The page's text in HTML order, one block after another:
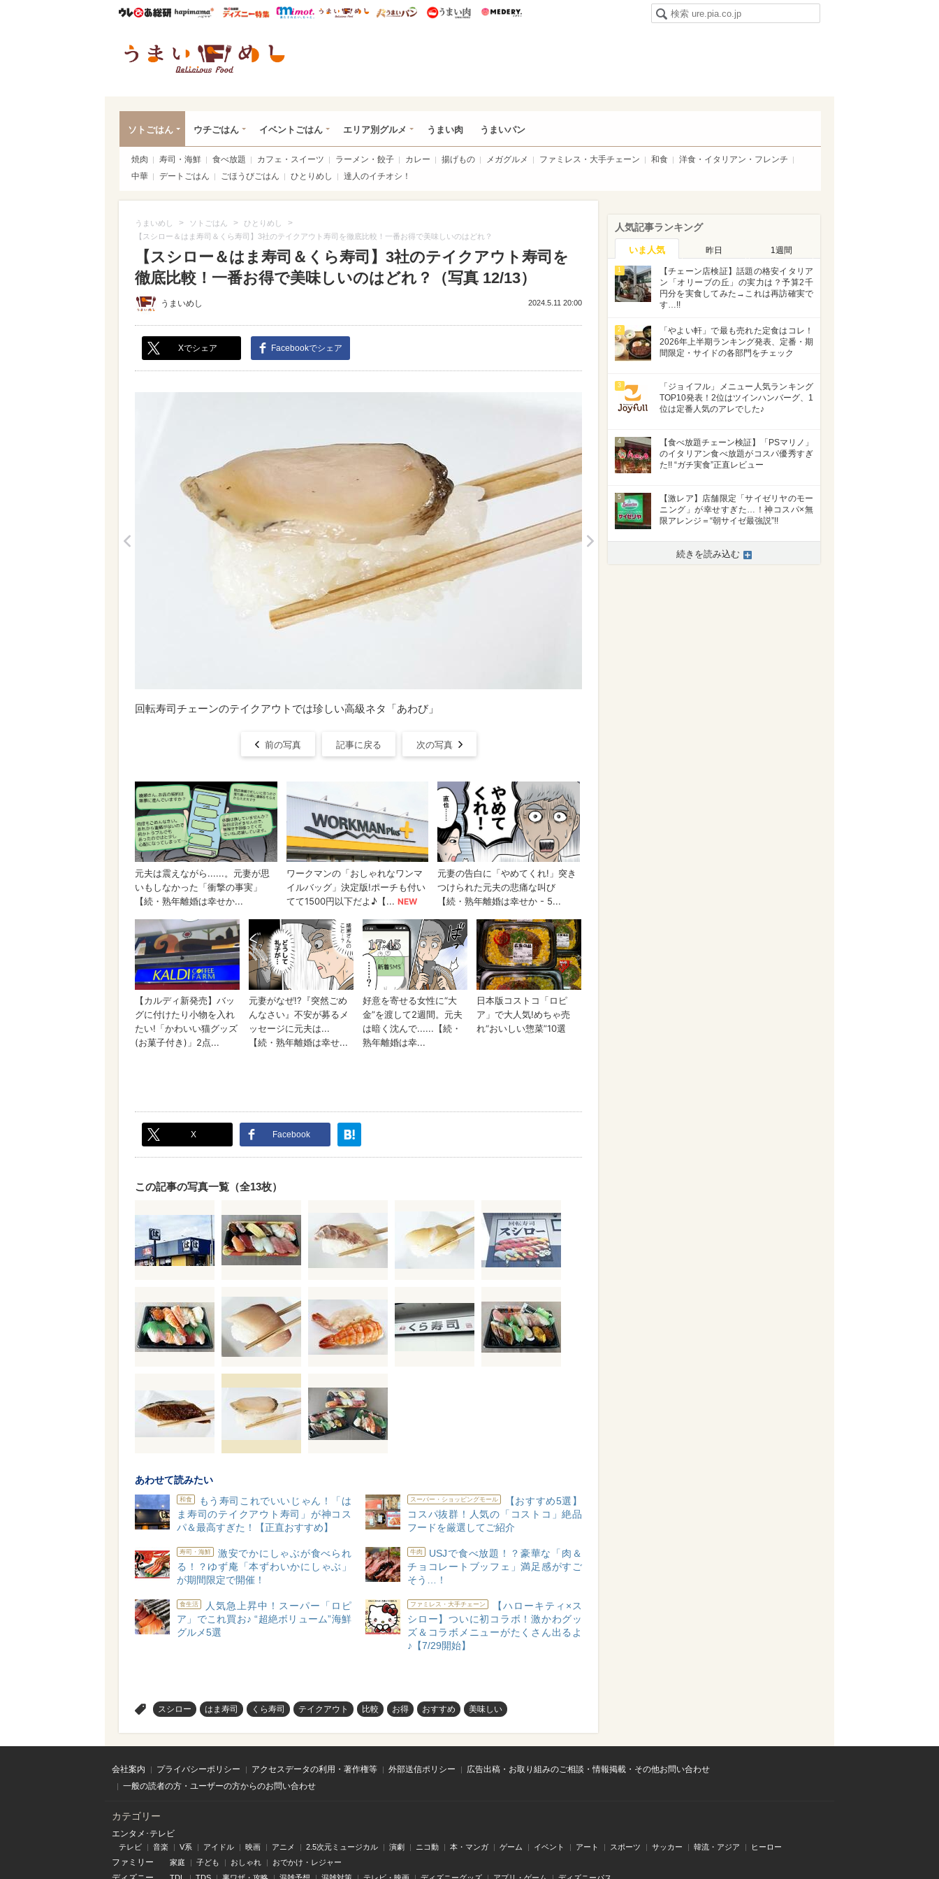
ウレぴあ総研ハピママ* ウレぴあ総研 ディズニー特集
mimot. うまいめし うまいパン うまい肉
ソトごはん ウチごはん イベントごはん エリア別グルメ うまい肉 うまいパン
焼肉 寿司・海鮮 食べ放題 カフェ・スイーツ ラーメン・餃子 カレー 揚げもの メガグルメ ファミレス・大手チェーン 和食
洋食・イタリアン・フレンチ
中華
デートごはん ごほうびごはん ひとりめし 達人のイチオシ！
うまいめし > ソトごはん > ひとりめし >
【スシロー＆はま寿司＆くら寿司】3社のテイクアウト寿司を徹底比較！一番お得で美味しいのはどれ？
【スシロー＆はま寿司＆くら寿司】3社のテイクアウト寿司を
徹底比較！一番お得で美味しいのはどれ？（写真 12/13）
うまいめし 2024.5.11 20:00
Xでシェア Facebookでシェア
>
回転寿司チェーンのテイクアウトでは珍しい高級ネタ「あわび」
前の写真 記事に戻る 次の写真
X Facebook
この記事の写真一覧（全13枚）
あわせて読みたい
和食
もう寿司これでいいじゃん！「は
ま寿司のテイクアウト寿司」が神コス
パ＆最高すぎた！【正直おすすめ】
スーパー・ショッピングモール
【おすすめ5選】
コスパ抜群！人気の「コストコ」絶品
フードを厳選してご紹介
寿司・海鮮
激安でかにしゃぶが食べられ
る！？ゆず庵「本ずわいかにしゃぶ」
が期間限定で開催！
牛肉
USJで食べ放題！？豪華な「肉＆
チョコレートブッフェ」満足感がすご
そう…！
食生活
人気急上昇中！スーパー「ロピ
ア」でこれ買お♪ “超絶ボリューム”海鮮
グルメ5選
ファミレス・大手チェーン
【ハローキティ×ス
シロー】ついに初コラボ！激かわグッ
ズ＆コラボメニューがたくさん出るよ
♪【7/29開始】
スシロー はま寿司 くら寿司 テイクアウト 比較 お得 おすすめ 美味しい
人気記事ランキング
いま人気 昨日 1週間
1
【チェーン店検証】話題の格安イタリア
ン「オリーブの丘」の実力は？予算2千
円分を実食してみた→これは再訪確実で
す…!!
2
「やよい軒」で最も売れた定食はコレ！
2026年上半期ランキング発表、定番・期
間限定・サイドの各部門をチェック
3
「ジョイフル」メニュー人気ランキング
TOP10発表！2位はツインハンバーグ、1
位は定番人気のアレでした♪
4
【食べ放題チェーン検証】「PSマリノ」
のイタリアン食べ放題がコスパ優秀すぎ
た!! “ガチ実食”正直レビュー
5
【激レア】店舗限定「サイゼリヤのモー
ニング」が幸せすぎた…！神コスパ×無
限アレンジ＝“朝サイゼ最強説”!!
続きを読み込む
会社案内 プライバシーポリシー アクセスデータの利用・著作権等 外部送信ポリシー
広告出稿・お取り組みのご相談・情報掲載・その他お問い合わせ
一般の読者の方・ユーザーの方からのお問い合わせ
カテゴリー
エンタメ･テレビ
テレビ 音楽 V系 アイドル 映画 アニメ 2.5次元ミュージカル 演劇 ニコ動 本・マンガ ゲーム イベント アート スポーツ サッカー 韓流・アジア ヒーロー
ファミリー 家庭 子ども おしゃれ おでかけ・レジャー